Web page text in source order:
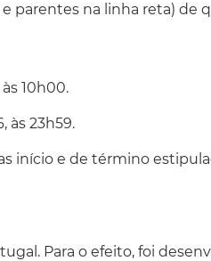
parentes na linha reta)
10h00.
às 23h59.
início e de término
Para o efeito, foi